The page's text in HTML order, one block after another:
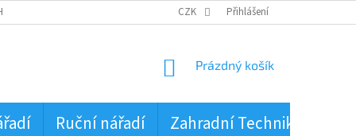
OSOBNÍCH ÚDAJŮ CZK Přihlášení
NÁKUPNÍ
Prázdný košík
Ruční nářadí Zahradní Technika